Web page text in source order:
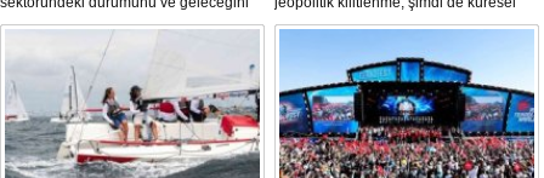
değerlendirdi.
ölçekte bir çevre felaketinin kapısını
hareketsiz bekleyen binden fazla gemi,
istilacı deniz canlıları için devasa bir
üreme merkezine dönüşmüş durumda.